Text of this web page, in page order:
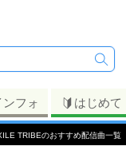
ンフォ はじめて
TRIBEのおすすめ配信曲一覧